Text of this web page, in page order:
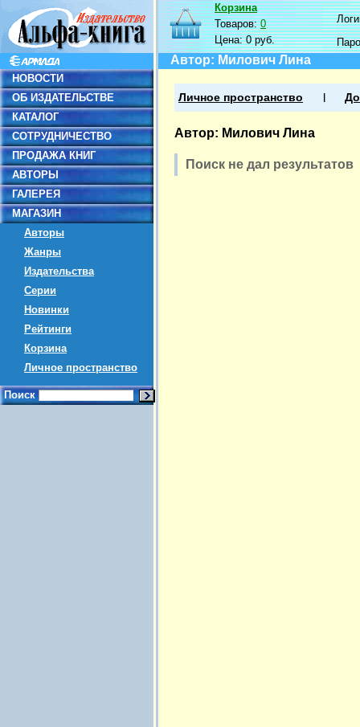
НОВОСТИ
ОБ ИЗДАТЕЛЬСТВЕ
КАТАЛОГ
СОТРУДНИЧЕСТВО
ПРОДАЖА КНИГ
АВТОРЫ
ГАЛЕРЕЯ
МАГАЗИН
Авторы
Жанры
Издательства
Серии
Новинки
Рейтинги
Корзина
Личное пространство
Поиск
Корзина
Товаров:0
Цена:0 руб.
Автор: Милович Лина
Личное пространство
Автор: Милович Лина
Поиск не дал результатов